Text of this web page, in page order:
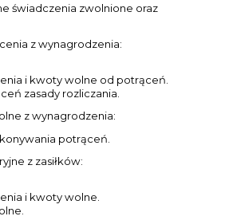
świadczenia zwolnione oraz
z wynagrodzenia:
i kwoty wolne od potrąceń.
zasady rozliczania.
z wynagrodzenia:
potrąceń.
z zasiłków:
i kwoty wolne.